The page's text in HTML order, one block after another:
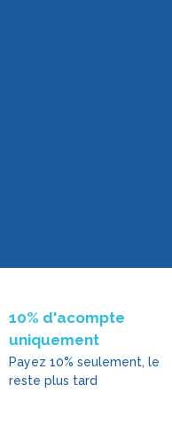
10% d'acompte
uniquement
Payez 10% seulement, le
reste plus tard